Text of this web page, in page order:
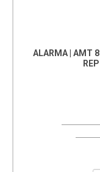
ALARMA | AMT